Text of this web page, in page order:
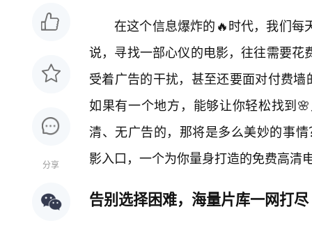
分享
在这个信息爆炸的🔥时代，我们每
说，寻找一部心仪的电影，往往需要
受着广告的干扰，甚至还要面对付费
如果有一个地方，能够让你轻松找到
清、无广告的，那将是多么美妙的事
影入口，一个为你量身打造的免费高清
告别选择困难，海量片库一网打尽